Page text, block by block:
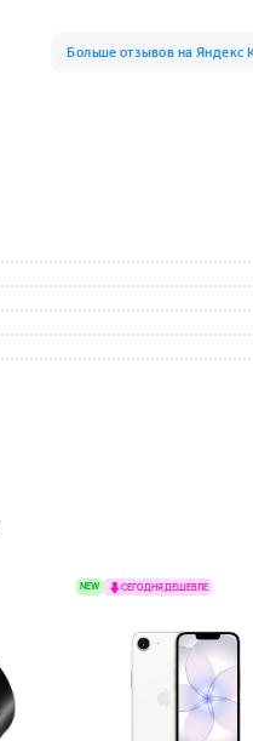
NEW СЕГОДНЯ ДЕШЕВЛЕ